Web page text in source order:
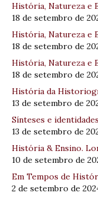
História, Natureza e
18 de setembro de
História, Natureza e
18 de setembro de
História, Natureza e
18 de setembro de
História da
13 de setembro de
Sínteses e
13 de setembro de
História & Ensino.
10 de setembro de
Em Tempos de
2 de setembro de